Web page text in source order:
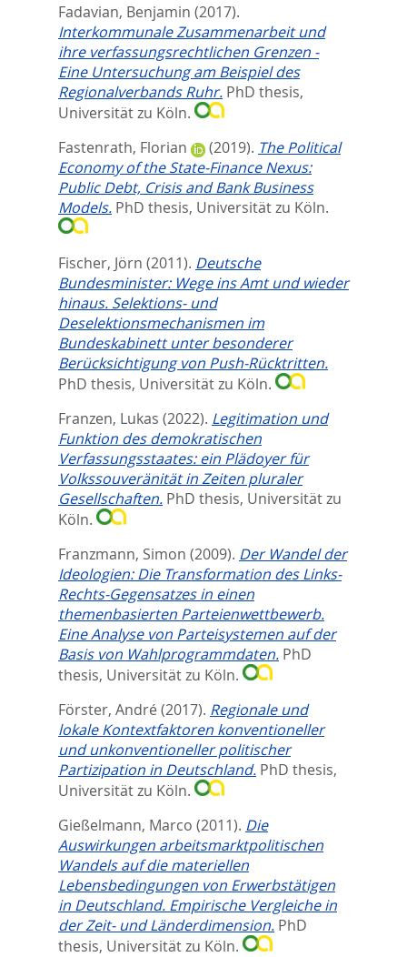
Fadavian, Benjamin (2017).
Interkommunale Zusammenarbeit und
ihre verfassungsrechtlichen Grenzen -
Eine Untersuchung am Beispiel des
Regionalverbands Ruhr. PhD thesis,
Universität zu Köln.
Fastenrath, Florian
(2019). The Political
Economy of the State-Finance Nexus:
Public Debt, Crisis and Bank Business
Models. PhD thesis, Universität zu Köln.
Fischer, Jörn (2011). Deutsche
Bundesminister: Wege ins Amt und wieder
hinaus. Selektions- und
Deselektionsmechanismen im
Bundeskabinett unter besonderer
Berücksichtigung von Push-Rücktritten.
PhD thesis, Universität zu Köln.
Franzen, Lukas (2022). Legitimation und
Funktion des demokratischen
Verfassungsstaates: ein Plädoyer für
Volkssouveränität in Zeiten pluraler
Gesellschaften. PhD thesis, Universität zu
Köln.
Franzmann, Simon (2009). Der Wandel der
Ideologien: Die Transformation des Links-
Rechts-Gegensatzes in einen
themenbasierten Parteienwettbewerb.
Eine Analyse von Parteisystemen auf der
Basis von Wahlprogrammdaten. PhD
thesis, Universität zu Köln.
Förster, André (2017). Regionale und
lokale Kontextfaktoren konventioneller
und unkonventioneller politischer
Partizipation in Deutschland. PhD thesis,
Universität zu Köln.
Gießelmann, Marco (2011). Die
Auswirkungen arbeitsmarktpolitischen
Wandels auf die materiellen
Lebensbedingungen von Erwerbstätigen
in Deutschland. Empirische Vergleiche in
der Zeit- und Länderdimension. PhD
thesis, Universität zu Köln.